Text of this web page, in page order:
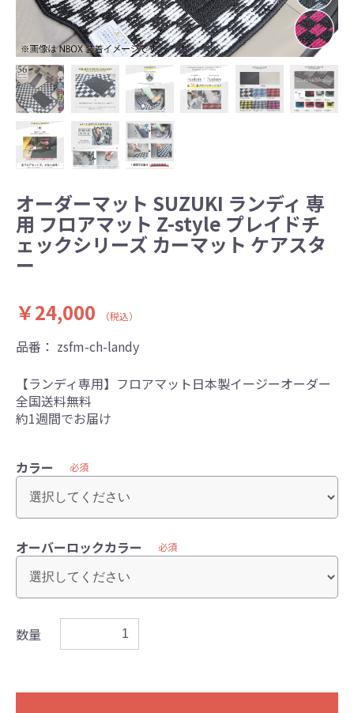
オーダーマット SUZUKI ランディ 専
用 フロアマット Z-style プレイドチ
ェックシリーズ カーマット ケアスタ
ー
￥24,000
（税込）
品番： zsfm-ch-landy
【ランディ専用】フロアマット日本製イージーオーダー
全国送料無料
約1週間でお届け
カラー 必須
オーバーロックカラー 必須
数量